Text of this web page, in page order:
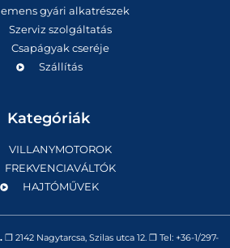
gyári alkatrészek
Szerviz szolgáltatás
Csapágyak cseréje
Szállítás
Kategóriák
VILLANYMOTOROK
FREKVENCIAVÁLTÓK
HAJTÓMŰVEK
❒ 2142 Nagytarcsa, Szilas utca 12. ❒ Tel: +36-1/297-